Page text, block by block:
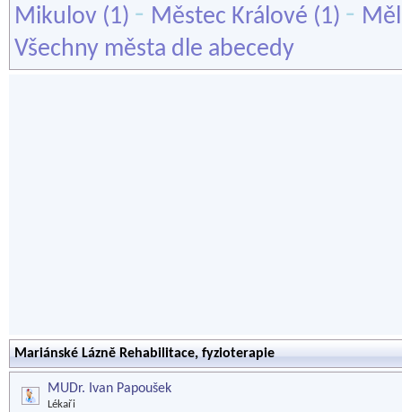
Mikulov (1) - Městec Králové (1) -
Všechny města dle abecedy
Mariánské Lázně Rehabilitace, fyzioterapie
MUDr. Ivan Papoušek
Lékaři